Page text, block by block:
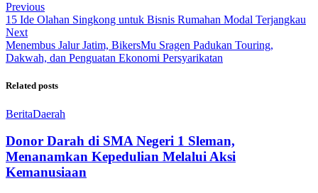
Previous
15 Ide Olahan Singkong untuk Bisnis Rumahan Modal Terjangkau
Next
Menembus Jalur Jatim, BikersMu Sragen Padukan Touring,
Dakwah, dan Penguatan Ekonomi Persyarikatan
Related posts
BeritaDaerah
Donor Darah di SMA Negeri 1 Sleman,
Menanamkan Kepedulian Melalui Aksi
Kemanusiaan